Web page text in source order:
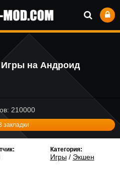
на Андроид
210000
закладки
Категория:
Игры/ Экшен